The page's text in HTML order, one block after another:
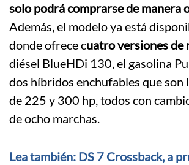
solo podrá comprarse de manera
Además, el modelo ya está
donde ofrece cuatro versiones de
diésel BlueHDi 130, el gasolina
dos híbridos enchufables que son
de 225 y 300 hp, todos con
de ocho marchas.
Lea también: DS 7 Crossback, a